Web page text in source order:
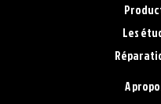
Les
A